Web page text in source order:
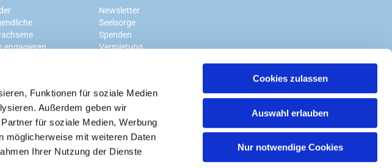
Funktionen für soziale Medien
Außerdem geben wir
für soziale Medien, Werbung
möglicherweise mit weiteren Daten
Ihrer Nutzung der Dienste
Cookies zulassen
Auswahl erlauben
Nur notwendige Cookies
engagieren
Newsletter
Seelsorge
Spenden
Vermietung